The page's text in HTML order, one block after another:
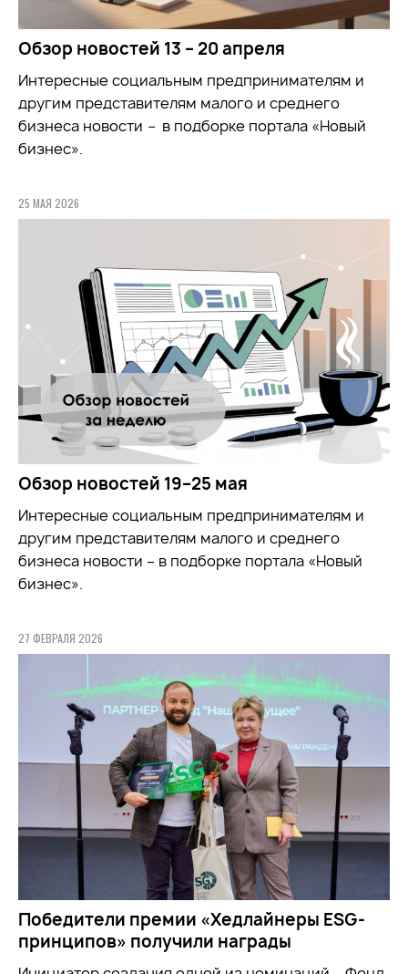
Обзор новостей 13 – 20 апреля
Интересные социальным предпринимателям и
другим представителям малого и среднего
бизнеса новости – в подборке портала «Новый
бизнес».
25 МАЯ 2026
Обзор новостей 19–25 мая
Интересные социальным предпринимателям и
другим представителям малого и среднего
бизнеса новости – в подборке портала «Новый
бизнес».
27 ФЕВРАЛЯ 2026
Победители премии «Хедлайнеры ESG-
принципов» получили награды